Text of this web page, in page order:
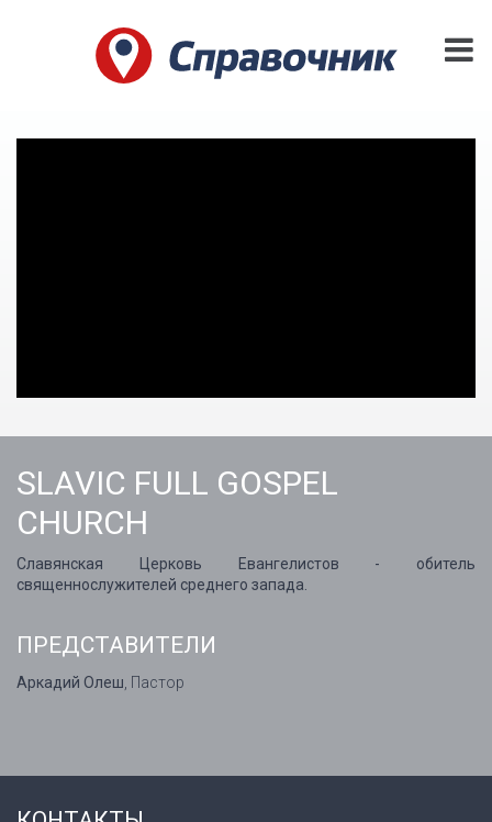
SLAVIC FULL GOSPEL
CHURCH
Славянская Церковь Евангелистов - обитель
священнослужителей среднего запада.
ПРЕДСТАВИТЕЛИ
Аркадий Олеш, Пастор